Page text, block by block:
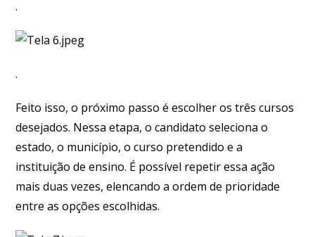
.
.
Feito isso, o próximo passo é escolher os três cursos
desejados. Nessa etapa, o candidato seleciona o
estado, o município, o curso pretendido e a
instituição de ensino. É possível repetir essa ação
mais duas vezes, elencando a ordem de prioridade
entre as opções escolhidas.